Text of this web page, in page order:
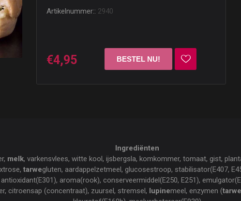
Artikelnummer:: 2940
€4,95
Ingrediënten
melk, varkensvlees, witte kool, ijsbergsla, komkommer, tomaat, gist,
tarwegluten, aardappelzetmeel, glucosestroop, stabilisator(E407,
aroma(rook), conserveermiddel(E250, E251),
citroensap (concentraat), zuursel, stremsel, lupinemeel, enzymen (tarwe